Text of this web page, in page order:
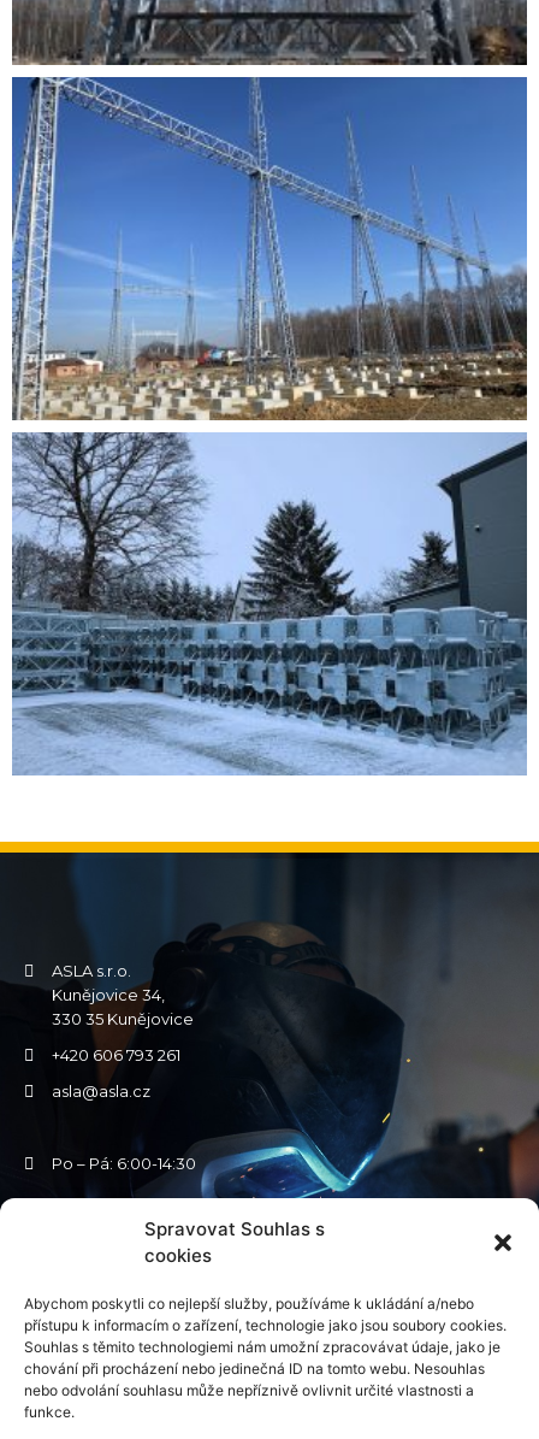
Spravovat Souhlas s
cookies
Abychom poskytli co nejlepší služby, používáme k ukládání a/nebo
přístupu k informacím o zařízení, technologie jako jsou soubory cookies.
Souhlas s těmito technologiemi nám umožní zpracovávat údaje, jako je
chování při procházení nebo jedinečná ID na tomto webu. Nesouhlas
nebo odvolání souhlasu může nepříznivě ovlivnit určité vlastnosti a
funkce.
ASLA s.r.o.
Kunějovice 34,
330 35 Kunějovice
+420 606 793 261
asla@asla.cz
Po – Pá: 6:00-14:30
CO VÁS ZAJÍMÁ
Energetické stavby a rozvodny
Ocelové montované haly
Ocelové výrobky
Retrofity a výrobky z mědi
Naše realizace